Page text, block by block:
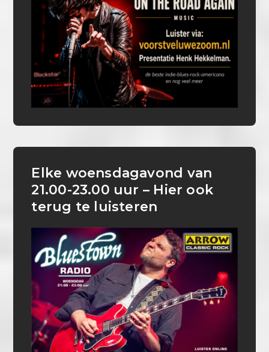
Elke woensdagavond van
21.00-23.00 uur – Hier ook
terug te luisteren